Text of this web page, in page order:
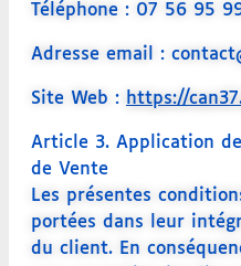
Téléphone : 07 56 95
Adresse email :
Site Web : https://
Article 3. Application
de Vente
Les présentes
portées dans leur
du client. En